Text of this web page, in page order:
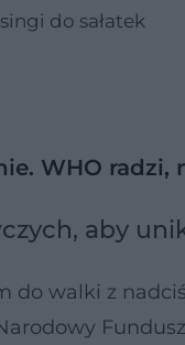
do sałatek
WHO radzi,
aby
do walki z